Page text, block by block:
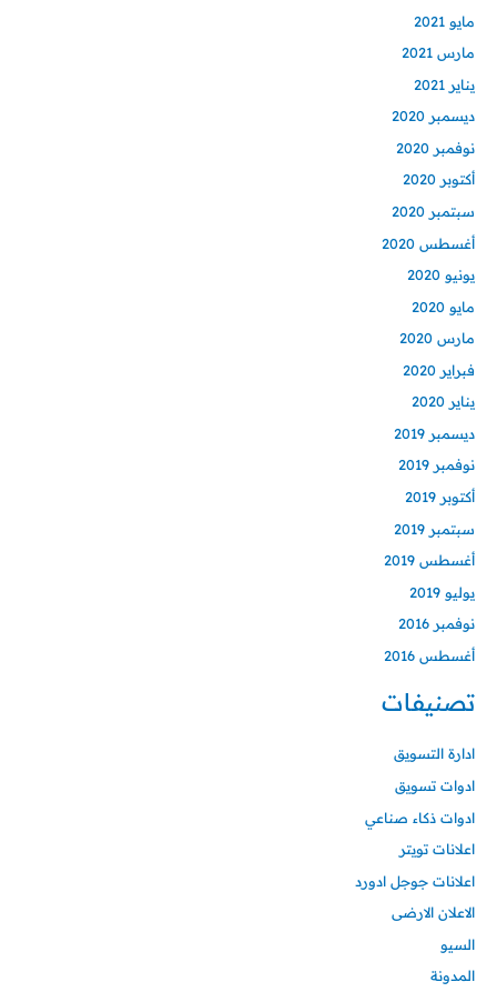
مايو 2021
مارس 2021
يناير 2021
ديسمبر 2020
نوفمبر 2020
أكتوبر 2020
سبتمبر 2020
أغسطس 2020
يونيو 2020
مايو 2020
مارس 2020
فبراير 2020
يناير 2020
ديسمبر 2019
نوفمبر 2019
أكتوبر 2019
سبتمبر 2019
أغسطس 2019
يوليو 2019
نوفمبر 2016
أغسطس 2016
تصنيفات
ادارة التسويق
ادوات تسويق
ادوات ذكاء صناعي
اعلانات تويتر
اعلانات جوجل ادورد
الاعلان الارضى
السيو
المدونة